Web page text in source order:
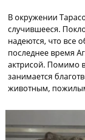
В окружении
случившееся.
надеются, что все
последнее время
актрисой. Помимо
занимается
животным,